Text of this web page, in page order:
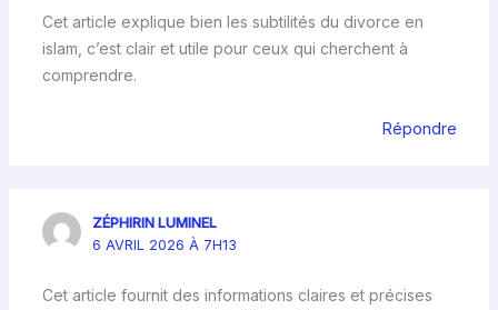
Cet article explique bien les subtilités du divorce en
islam, c’est clair et utile pour ceux qui cherchent à
comprendre.
Répondre
ZÉPHIRIN LUMINEL
6 AVRIL 2026 À 7H13
Cet article fournit des informations claires et précises